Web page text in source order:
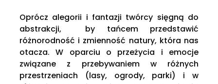
Oprócz alegorii i fantazji twórcy sięgną do
abstrakcji, by tańcem przedstawić
różnorodność i zmienność natury, która nas
otacza. W oparciu o przeżycia i emocje
związane z przebywaniem w różnych
przestrzeniach (lasy, ogrody, parki) i w